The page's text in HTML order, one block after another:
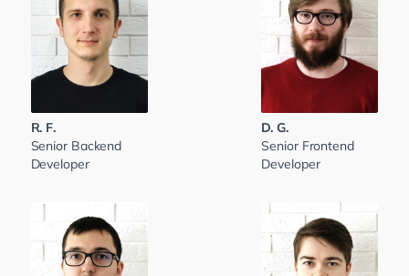
R. F.
Senior Backend
Developer
D. G.
Senior Frontend
Developer